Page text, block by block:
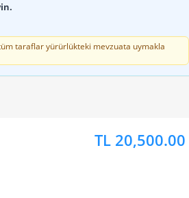
taraflar yürürlükteki mevzuata uymakla
TL 20,500.00